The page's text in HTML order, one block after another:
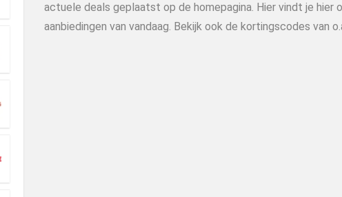
actuele deals geplaatst op de homepagina. Hier vindt je
aanbiedingen van vandaag. Bekijk ook de kortingscodes van